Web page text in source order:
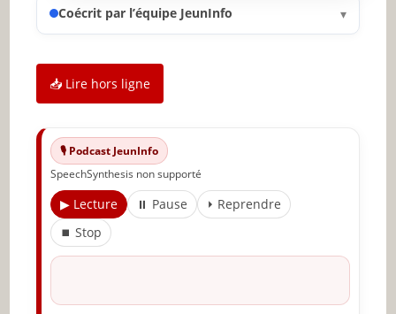
Témoignages : Histoires de personnes
ayant réalisé leur bucket list
Conclusion : Le voyage de la vie
commence maintenant
Articles recommandés
Partager l'amour
Coécrit par l’équipe JeunInfo ▾
📥 Lire hors ligne
🎙️ Podcast JeunInfo
SpeechSynthesis non supporté
▶ Lecture ⏸ Pause
⏵ Reprendre
⏹ Stop